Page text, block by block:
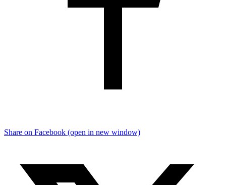
Share on Facebook (open in new window)